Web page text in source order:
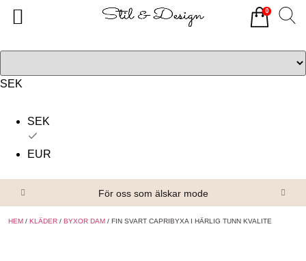
SEK
SEK
EUR
För oss som älskar mode
HEM / KLÄDER / BYXOR DAM / FIN SVART CAPRIBYXA I HÄRLIG TUNN KVALITE
0
Alla produkter
Om oss